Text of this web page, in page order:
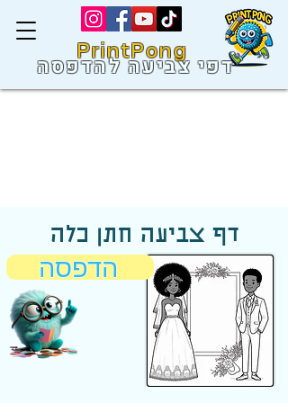
PrintPong
דפי צביעה להדפסה
דף צביעה חתן כלה
הדפסה